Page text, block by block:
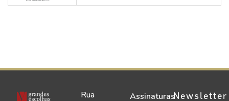
Rua
AssinaturasNewsletter